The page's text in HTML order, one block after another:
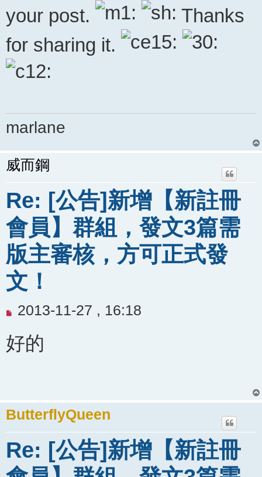
your post.
Thanks
for sharing it.
marlane
威而鋼
Re: [公告]新增【新註冊
會員】群組，發文3篇需
版主審核，方可正式發
文！
未
讀
2013-11-27 , 16:18
好的
ButterflyQueen
Re: [公告]新增【新註冊